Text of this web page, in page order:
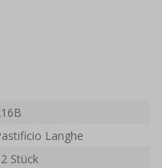
Langhe
Stück